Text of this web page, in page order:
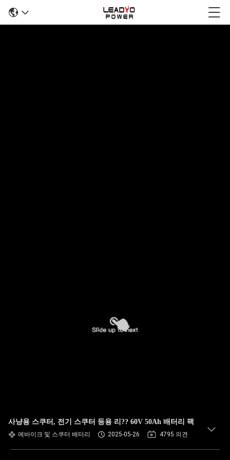
사냥용 스쿠터, 전기 스쿠터 등용 리?? 60V 50Ah 배터리 팩
에바이크 및 스쿠터 배터리 2025-05-26 4795 의견